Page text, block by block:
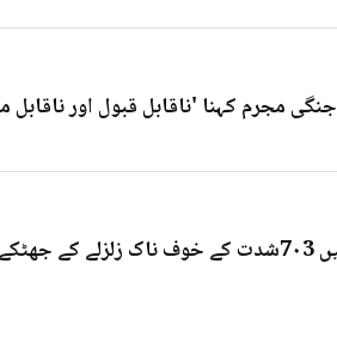
مجرم کہنا 'ناقابل قبول اور
نیوز الرٹ جاپان میں 7۰3شدت کے خوف ناک